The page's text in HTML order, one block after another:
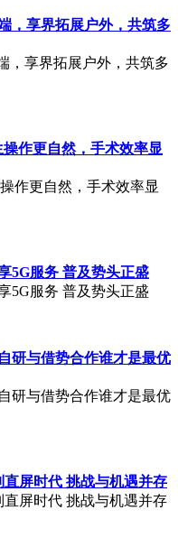
，享界拓展户外，共筑多
，享界拓展户外，共筑多
作更自然，手术效率显
作更自然，手术效率显
5G服务 普及势头正盛
5G服务 普及势头正盛
研与借势合作谁才是最优
研与借势合作谁才是最优
屏时代 挑战与机遇并存
屏时代 挑战与机遇并存